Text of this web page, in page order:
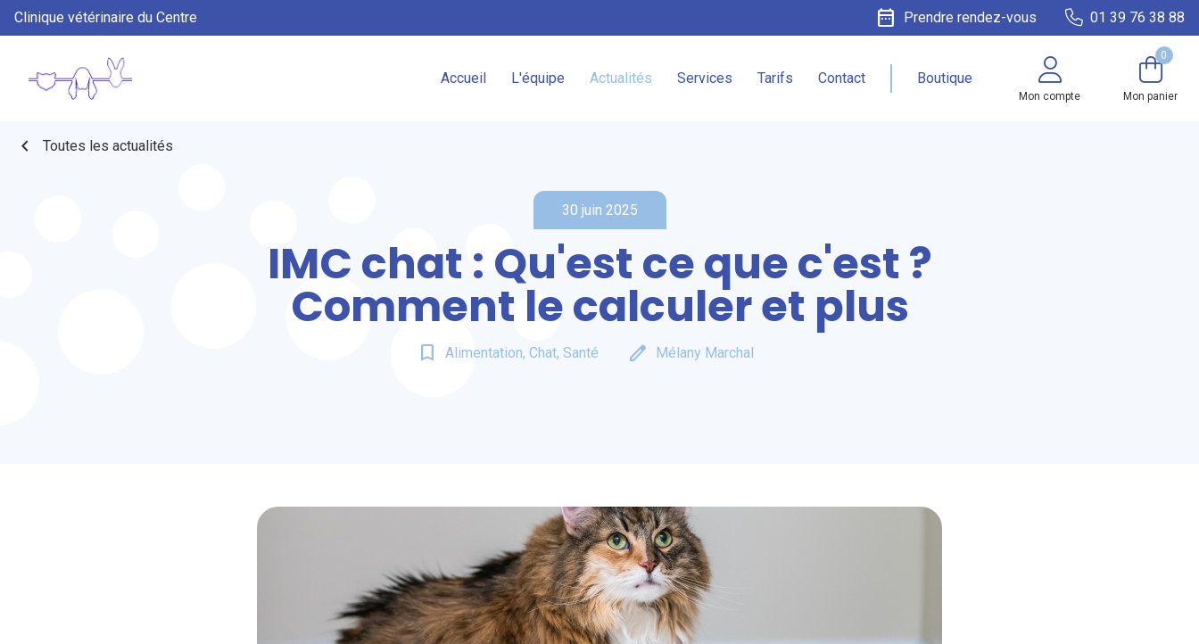
Clinique vétérinaire du Centre date_range Prendre rendez-vous 01 39 76 38 88
Accueil L'équipe Actualités Services Tarifs Contact Boutique
Mon compte
0
Mon panier
chevron_left Toutes les actualités
30 juin 2025
IMC chat : Qu'est ce que c'est ?
Comment le calculer et plus
bookmark_border Alimentation, Chat, Santé edit Mélany Marchal